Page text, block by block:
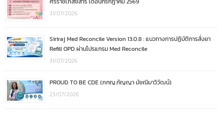
31/07/2026
Siriraj Med Reconcile Version 13.0.8 : แนวทางการปฏิบัติการสั่งยา
Refill OPD ผ่านโปรแกรม Med Reconcile
31/07/2026
PROUD TO BE CDE (ภกญ.กัญญา มัชฌิมาวิวัฒน์)
23/07/2026